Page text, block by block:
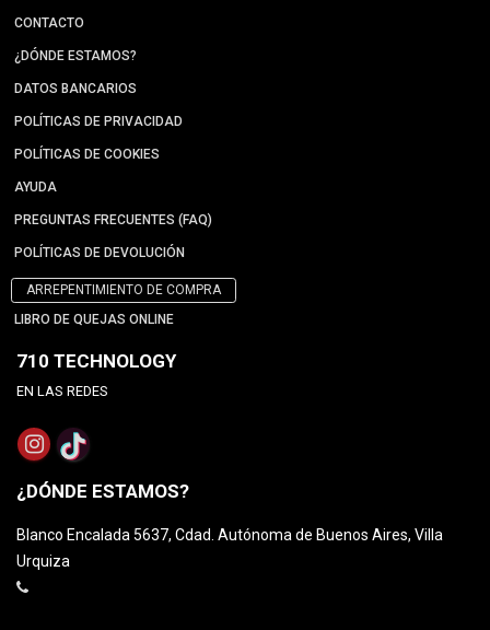
CONTACTO
¿DÓNDE ESTAMOS?
DATOS BANCARIOS
POLÍTICAS DE PRIVACIDAD
POLÍTICAS DE COOKIES
AYUDA
PREGUNTAS FRECUENTES (FAQ)
POLÍTICAS DE DEVOLUCIÓN
ARREPENTIMIENTO DE COMPRA
LIBRO DE QUEJAS ONLINE
710 TECHNOLOGY
EN LAS REDES
¿DÓNDE ESTAMOS?
Blanco Encalada 5637, Cdad. Autónoma de Buenos Aires, Villa
Urquiza